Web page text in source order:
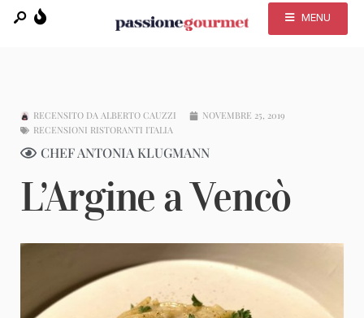
MENU
RECENSITO DA ALBERTO CAUZZI
NOVEMBRE 25, 2019
RECENSIONI RISTORANTI ITALIA
CHEF ANTONIA KLUGMANN
L’Argine a Vencò